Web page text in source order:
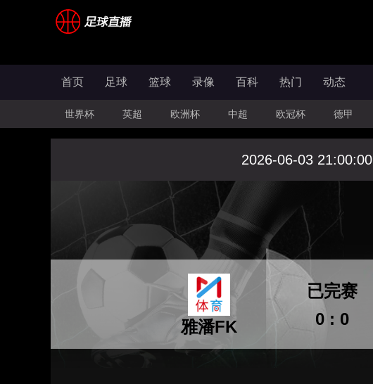
首页 足球 篮球 录像 百科 热门 动态
世界杯 英超 欧洲杯 中超 欧冠杯 德甲
2026-06-03 21:00:00
雅潘FK 0 : 0
已完赛